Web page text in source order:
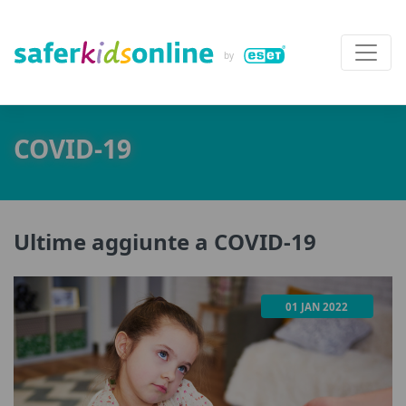
COVID-19
Ultime aggiunte a COVID-19
01 JAN 2022